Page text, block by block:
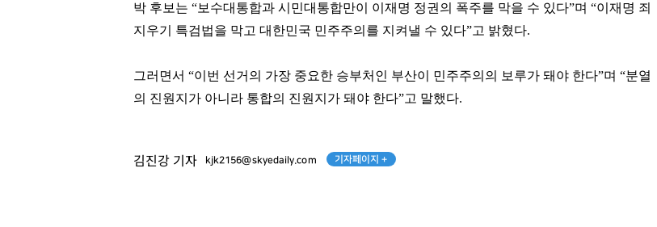
두산그룹
NH농협은행
삼천리그룹
박 후보는 “보수대통합과 시민대통합만이 이재명 정권의 폭주를 막을 수 있다”며 “이재명 죄
지우기 특검법을 막고 대한민국 민주주의를 지켜낼 수 있다”고 밝혔다.
그러면서 “이번 선거의 가장 중요한 승부처인 부산이 민주주의의 보루가 돼야 한다”며 “분열
의 진원지가 아니라 통합의 진원지가 돼야 한다”고 말했다.
김진강 기자 kjk2156@skyedaily.com 기자페이지 +